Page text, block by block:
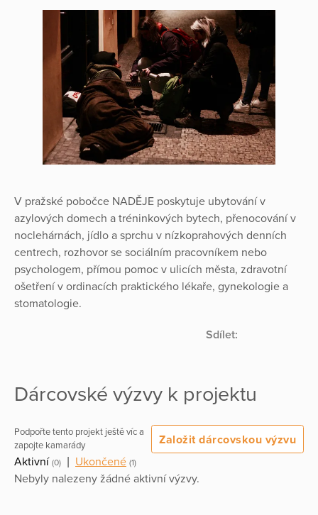
V pražské pobočce NADĚJE poskytuje ubytování v
azylových domech a tréninkových bytech, přenocování v
noclehárnách, jídlo a sprchu v nízkoprahových denních
centrech, rozhovor se sociálním pracovníkem nebo
psychologem, přímou pomoc v ulicích města, zdravotní
ošetření v ordinacích praktického lékaře, gynekologie a
stomatologie.
Sdílet:
Dárcovské výzvy k projektu
Podpořte tento projekt ještě víc a
zapojte kamarády
Založit dárcovskou výzvu
Aktivní (0) | Ukončené (1)
Nebyly nalezeny žádné aktivní výzvy.